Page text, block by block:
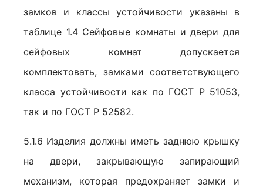
замков и классы устойчивости указаны в
таблице 1.4 Сейфовые комнаты и двери для
сейфовых комнат допускается
комплектовать, замками соответствующего
класса устойчивости как по ГОСТ Р 51053,
так и по ГОСТ Р 52582.
5.1.6 Изделия должны иметь заднюю крышку
на двери, закрывающую запирающий
механизм, которая предохраняет замки и